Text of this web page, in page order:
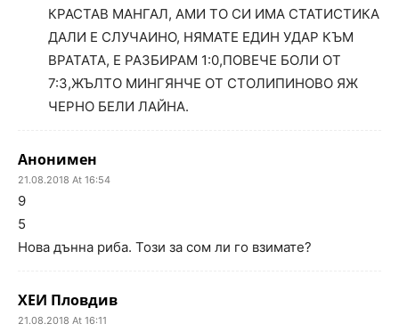
КРАСТАВ МАНГАЛ, АМИ ТО СИ ИМА СТАТИСТИКА
ДАЛИ Е СЛУЧАИНО, НЯМАТЕ ЕДИН УДАР КЪМ
ВРАТАТА, Е РАЗБИРАМ 1:0,ПОВЕЧЕ БОЛИ ОТ
7:3,ЖЪЛТО МИНГЯНЧЕ ОТ СТОЛИПИНОВО ЯЖ
ЧЕРНО БЕЛИ ЛАЙНА.
Анонимен
21.08.2018 At 16:54
9
5
Нова дънна риба. Този за сом ли го взимате?
ХЕИ Пловдив
21.08.2018 At 16:11